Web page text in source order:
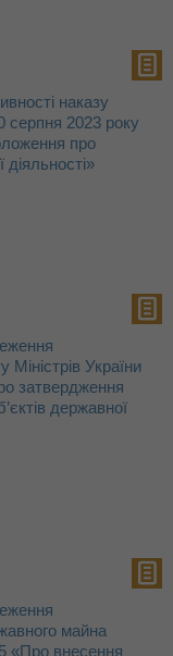
наказу
серпня 2023 року
про
діяльності»
Міністрів України
затвердження
державної
майна
«Про внесення